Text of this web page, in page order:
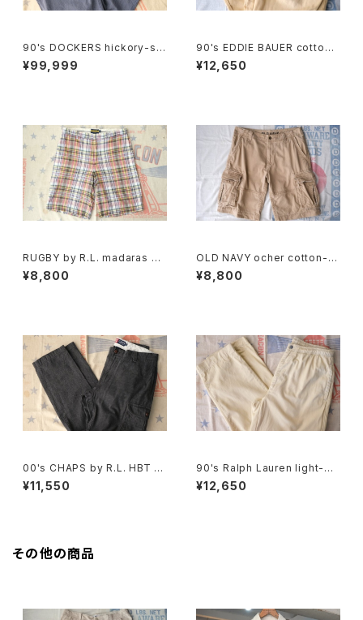
90's DOCKERS hickory-stri
pe one-tuck Pants "Made i
n U.S.A."
¥99,999
90's EDDIE BAUER cotton-
duck 2-tuck Pants
¥12,650
RUGBY by R.L. madaras pl
aid cotton Shorts
¥8,800
OLD NAVY ocher cotton-t
will cargo Shorts
¥8,800
00's CHAPS by R.L. HBT sli
m-fit cargo Pants
¥11,550
90's Ralph Lauren light-be
ige cotton easy Pants
¥12,650
その他の商品